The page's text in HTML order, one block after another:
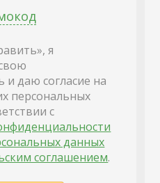
я
и даю согласие на
персональных
с
данных
соглашением.